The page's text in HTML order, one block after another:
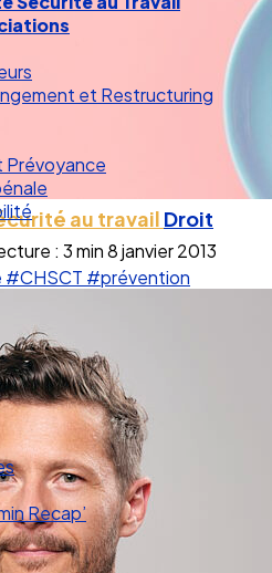
et Restructuring
Prévoyance
Recap’
au travail Droit
: 3 min8 janvier 2013
#CHSCT #prévention